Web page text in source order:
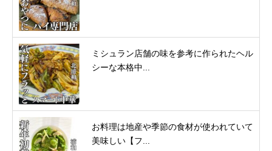
ミシュラン店舗の味を参考に作られたヘル
シーな本格中...
お料理は地産や季節の食材が使われていて
美味しい【フ...